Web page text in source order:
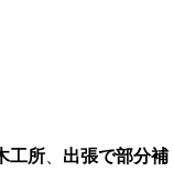
工所、 出張で部分補